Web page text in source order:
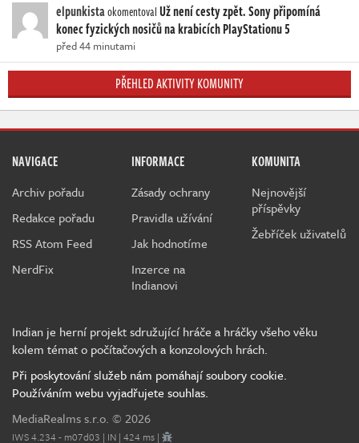
elpunkistaokomentovalUž není cesty zpět. Sony připomíná
konec fyzických nosičů na krabicích PlayStationu 5
před 44 minutami
PŘEHLED AKTIVITY KOMUNITY
NAVIGACE
Archiv pořadu
Redakce pořadu
RSS Atom Feed
NerdFix
INFORMACE
Zásady ochrany
Pravidla užívání
Jak hodnotíme
Inzerce na
Indianovi
KOMUNITA
Nejnovější
příspěvky
Žebříček uživatelů
Indian je herní projekt sdružující hráče a hráčky všeho věku
kolem témat o počítačových a konzolových hrách.
Při poskytování služeb nám pomáhají soubory cookie.
Používáním webu vyjadřujete souhlas.
MediaRealms s.r.o. © 2026
IWS 4.234 - m07d03 | IN | 424 ms |